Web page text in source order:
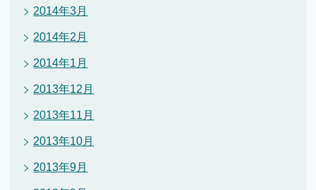
2014年3月
2014年2月
2014年1月
2013年12月
2013年11月
2013年10月
2013年9月